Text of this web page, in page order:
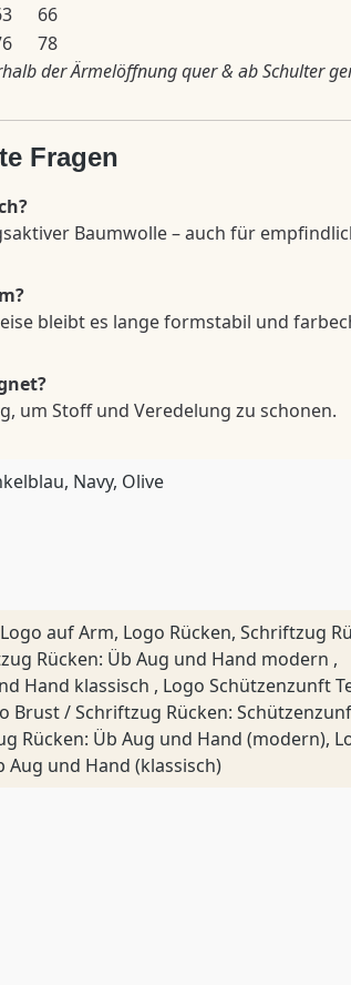
66
78
der Ärmelöffnung quer & ab Schulter
Fragen
Baumwolle – auch für
bleibt es lange formstabil und
um Stoff und Veredelung zu schonen.
Navy, Olive
auf Arm, Logo Rücken, Schriftzug
Rücken: Üb Aug und Hand modern ,
Hand klassisch , Logo Schützenzunft
Brust / Schriftzug Rücken:
Rücken: Üb Aug und Hand (modern),
Aug und Hand (klassisch)